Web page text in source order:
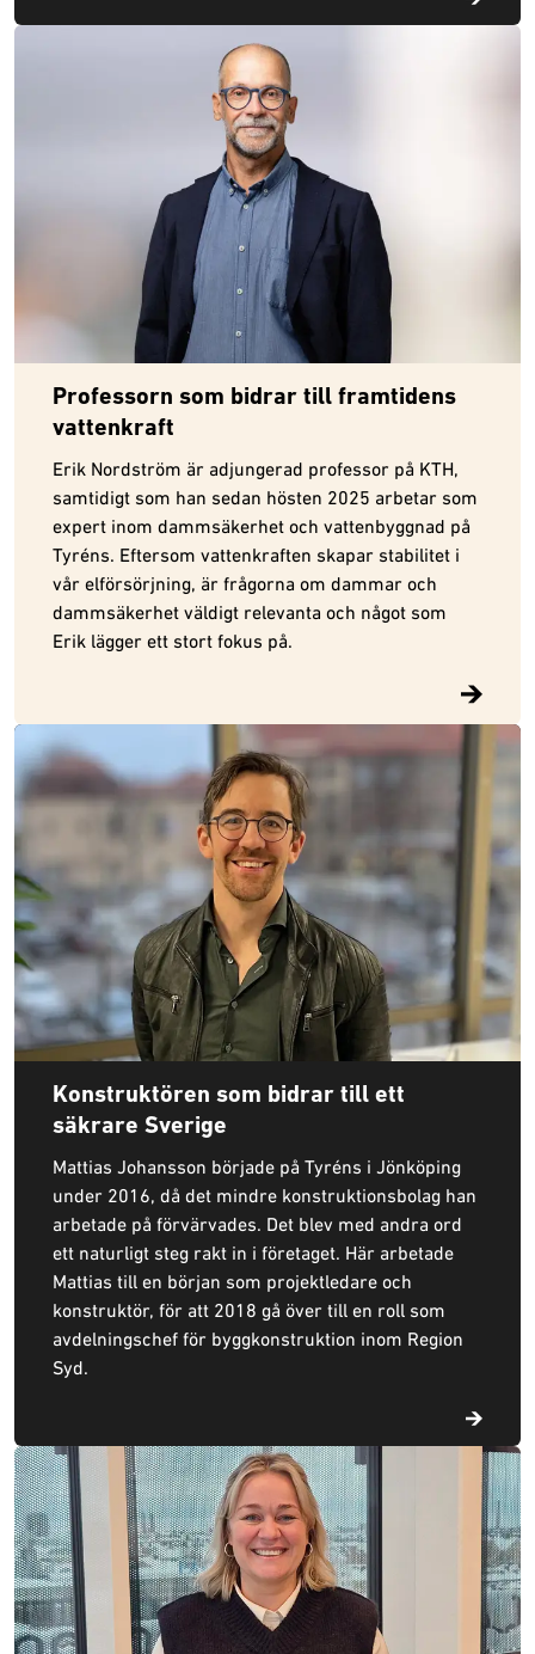
Professorn som bidrar till framtidens
vattenkraft
Erik Nordström är adjungerad professor på KTH,
samtidigt som han sedan hösten 2025 arbetar som
expert inom dammsäkerhet och vattenbyggnad på
Tyréns. Eftersom vattenkraften skapar stabilitet i
vår elförsörjning, är frågorna om dammar och
dammsäkerhet väldigt relevanta och något som
Erik lägger ett stort fokus på.
Konstruktören som bidrar till ett
säkrare Sverige
Mattias Johansson började på Tyréns i Jönköping
under 2016, då det mindre konstruktionsbolag han
arbetade på förvärvades. Det blev med andra ord
ett naturligt steg rakt in i företaget. Här arbetade
Mattias till en början som projektledare och
konstruktör, för att 2018 gå över till en roll som
avdelningschef för byggkonstruktion inom Region
Syd.